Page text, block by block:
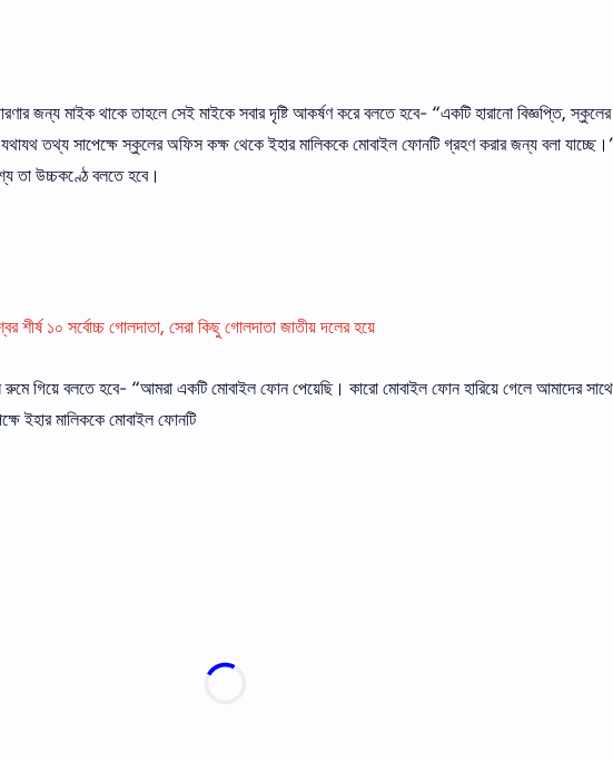
জন্য মাইক থাকে তাহলে সেই মাইকে সবার দৃষ্টি আকর্ষণ করে বলতে হবে- “একটি হারানাে বিজ্ঞপ্তি, স্কুলের
তথ্য সাপেক্ষে স্কুলের অফিস কক্ষ থেকে ইহার মালিককে মােবাইল ফোনটি গ্রহণ করার জন্য বলা
তা উচ্চকণ্ঠে বলতে হবে।
শীর্ষ ১০ সর্বোচ্চ গোলদাতা, সেরা কিছু গোলদাতা জাতীয় দলের হয়ে
গিয়ে বলতে হবে- “আমরা একটি মােবাইল ফোন পেয়েছি। কারাে মােবাইল ফোন হারিয়ে গেলে আমাদের সাথে
ইহার মালিককে মােবাইল ফোনটি